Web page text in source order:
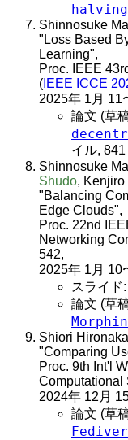
Shinnosuke
"Loss Based
Learning",
Proc. IEEE
( IEEE ICCE
2025年 1月 11
論文 (草
イル,
Shinnosuke
Shudo, Kenjiro
"Balancing
Edge Clouds",
Proc. 22nd
Networking
542,
2025年 1月 10
スライド:
論文 (草
Shiori
"Comparing
Proc. 9th Int'l
Computational
2024年 12月
論文 (草